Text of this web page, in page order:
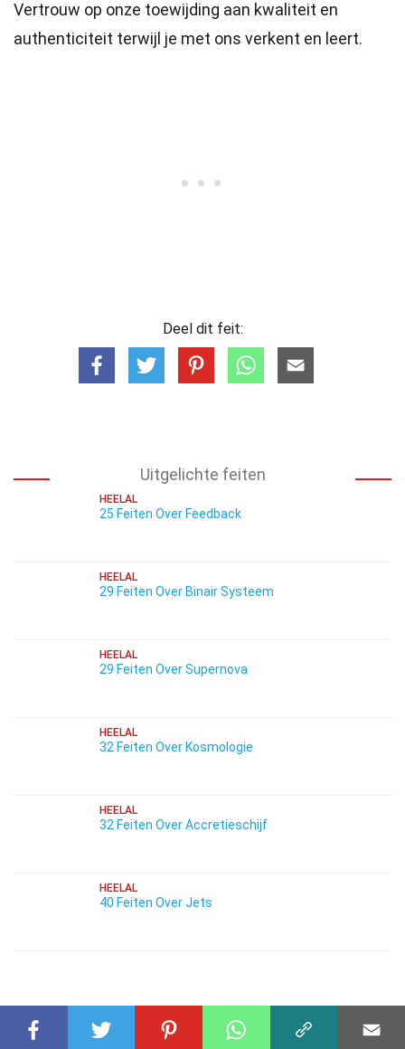
Vertrouw op onze toewijding aan kwaliteit en
authenticiteit terwijl je met ons verkent en leert.
Deel dit feit:
Uitgelichte feiten
HEELAL
25 Feiten Over Feedback
HEELAL
29 Feiten Over Binair Systeem
HEELAL
29 Feiten Over Supernova
HEELAL
32 Feiten Over Kosmologie
HEELAL
32 Feiten Over Accretieschijf
HEELAL
40 Feiten Over Jets